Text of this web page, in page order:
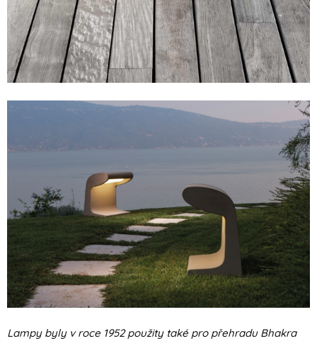
Lampy byly v roce 1952 použity také pro přehradu Bhakra